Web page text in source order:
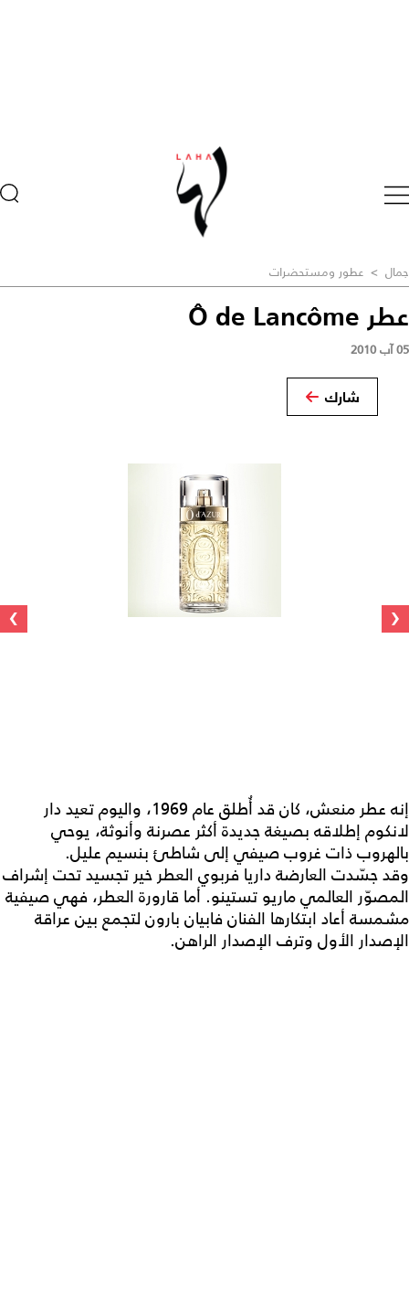
جمال > عطور ومستحضرات
عطر Ô de Lancôme
05 آب 2010
شارك
‹
›
إنه عطر منعش، كان قد أُطلق عام 1969، واليوم تعيد دار
لانكوم إطلاقه بصيغة جديدة أكثر عصرنة وأنوثة، يوحي
بالهروب ذات غروب صيفي إلى شاطئ بنسيم عليل.
وقد جسّدت العارضة داريا فربوي العطر خير تجسيد تحت إشراف
المصوّر العالمي ماريو تستينو. أما قارورة العطر، فهي صيفية
مشمسة أعاد ابتكارها الفنان فابيان بارون لتجمع بين عراقة
الإصدار الأول وترف الإصدار الراهن.